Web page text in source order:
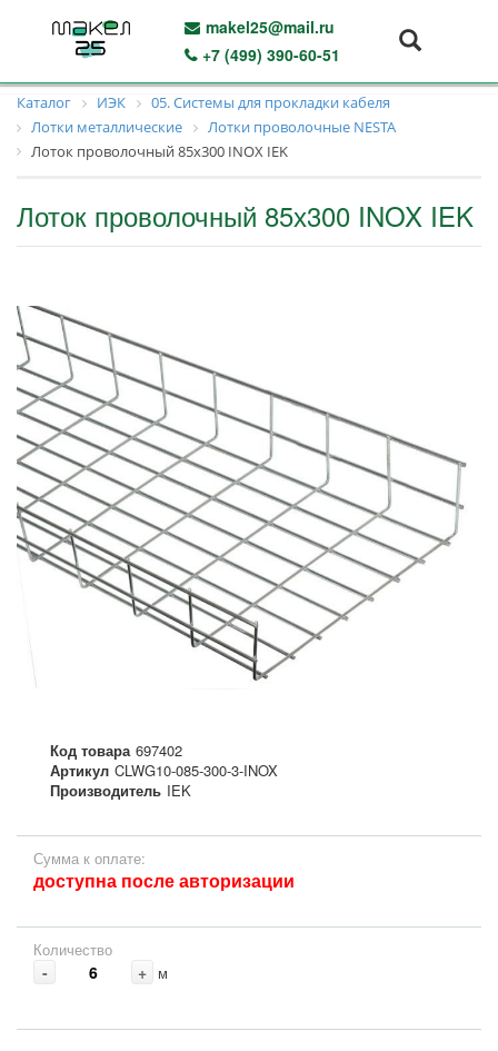
makel25@mail.ru
+7 (499) 390-60-51
Каталог ИЭК
05. Системы для прокладки кабеля
Лотки металлические
Лотки проволочные NESTA
Лоток проволочный 85х300 INOX IEK
Лоток проволочный 85х300 INOX IEK
Код товара 697402
Артикул CLWG10-085-300-3-INOX
Производитель IEK
Сумма к оплате:
доступна после авторизации
Количество
- + м